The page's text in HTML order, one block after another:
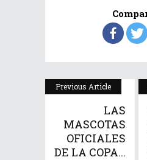
Previous Article
LAS
MASCOTAS
OFICIALES
DE LA COPA...